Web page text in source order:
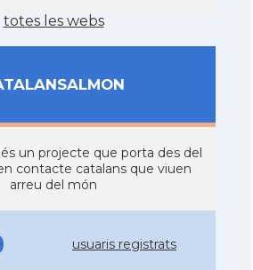
totes les webs
un projecte que porta des del
contacte catalans que viuen
arreu del món
usuaris registrats